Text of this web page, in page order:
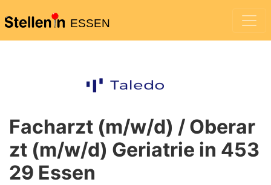
ESSEN
Facharzt (m/w/d) / Oberar
zt (m/w/d) Geriatrie in 453
29 Essen